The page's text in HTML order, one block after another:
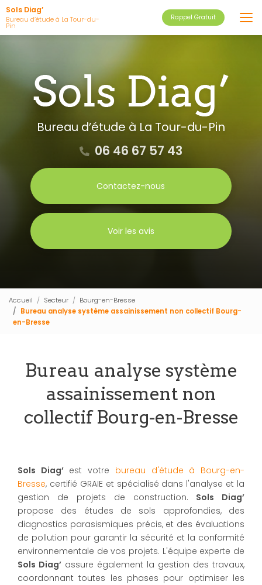
Aller
au
contenu
Sols Diag’
Bureau d’étude à La Tour-du-
Pin
Rappel Gratuit
Bureau d’étude à La Tour-du-Pin
06 46 67 57 43
Contactez-nous
Voir les avis
Accueil Secteur
Bourg-en-Bresse
Bureau analyse système assainissement non collectif Bourg-
en-Bresse
Bureau analyse système
assainissement non
collectif Bourg-en-Bresse
Sols Diag’est votre bureau d'étude à Bourg-en-
Bresse, certifié GRAIE et spécialisé dans l'analyse et la
gestion de projets de construction. Sols Diag’
propose des études de sols approfondies, des
diagnostics parasismiques précis, et des évaluations
de pollution pour garantir la sécurité et la conformité
environnementale de vos projets. L'équipe experte de
Sols Diag’ assure également la gestion des travaux,
coordonnant toutes les phases pour optimiser les